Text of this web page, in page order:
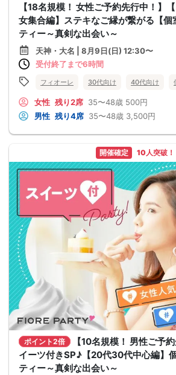
【18名規模！ 女性ご予約先行中！】
女集合編】ステキなご縁が繋がる【個
ティー～真剣な出会い～
天神・大名 | 8月9日(日) 12:30〜
受付終了まで6時間
フィオーレ 30代向け 40代向け
女性 残り2席 35〜48歳 500円
男性 残り4席 35〜48歳 3,500円
開催確定 10人突破！
ポイント2倍
【10名規模！ 男性ご予
イーツ付きSP♪【20代30代中心編】
ティー～真剣な出会い～